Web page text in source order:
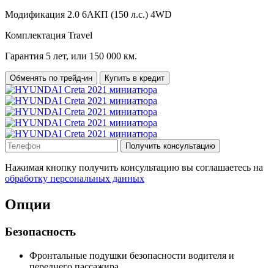
Модификация 2.0 6AКП (150 л.с.) 4WD
Комплектация Travel
Гарантия 5 лет, или 150 000 км.
Обменять по трейд-ин Купить в кредит
Получить консультацию
Нажимая кнопку получить консультацию вы соглашаетесь на
обработку персональных данных
Опции
Безопасность
Фронтальные подушки безопасности водителя и